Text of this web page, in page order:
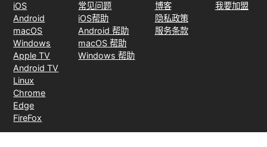
iOS
Android
macOS
Windows
Apple TV
Android TV
Linux
Chrome
Edge
FireFox
常见问题
iOS帮助
Android 帮助
macOS 帮助
Windows 帮助
博客
隐私政策
服务条款
我要加盟